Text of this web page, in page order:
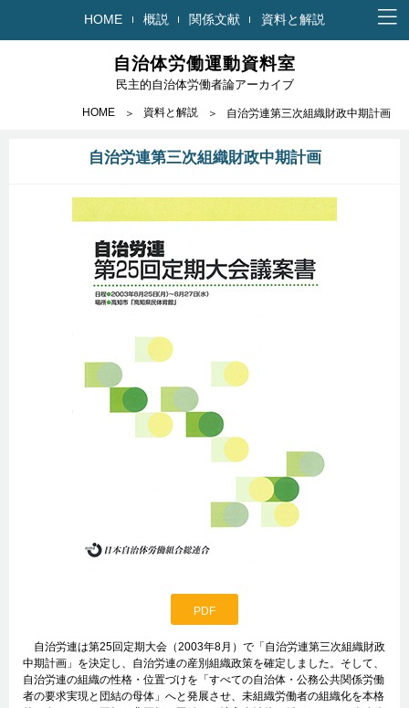
HOME 概説 関係文献 資料と解説
自治体労働運動資料室
民主的自治体労働者論アーカイブ
HOME 資料と解説 自治労連第三次組織財政中期計画
自治労連第三次組織財政中期計画
PDF
自治労連は第25回定期大会（2003年8月）で「自治労連第三次組織財政
中期計画」を決定し、自治労連の産別組織政策を確定しました。そして、
自治労連の組織の性格・位置づけを「すべての自治体・公務公共関係労働
者の要求実現と団結の母体」へと発展させ、未組織労働者の組織化を本格